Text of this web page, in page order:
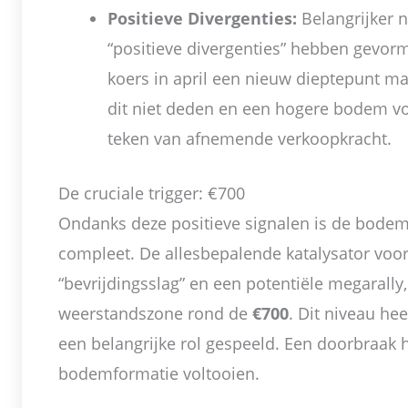
Positieve Divergenties: Belangrijker
“positieve divergenties” hebben
koers in april een nieuw dieptepunt
dit niet deden en een hogere bodem
teken van afnemende verkoopkracht.
De cruciale trigger: €700
Ondanks deze positieve signalen is de
compleet. De allesbepalende katalysator
“bevrijdingsslag” en een potentiële
weerstandszone rond de €700. Dit niveau
een belangrijke rol gespeeld. Een doorbraak
bodemformatie voltooien.